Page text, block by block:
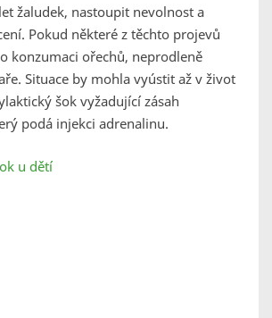
žaludek, nastoupit nevolnost a
Pokud některé z těchto projevů
konzumaci ořechů, neprodleně
Situace by mohla vyústit až v život
šok vyžadující zásah
podá injekci adrenalinu.
u dětí